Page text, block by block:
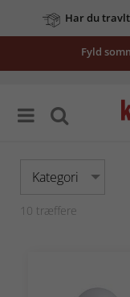
Har du
Fyld
Kategori
10 træffere